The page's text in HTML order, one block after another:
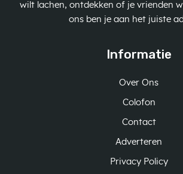
wilt lachen, ontdekken of je vrienden
ons ben je aan het juiste
Informatie
Over Ons
Colofon
Contact
Adverteren
Privacy Policy